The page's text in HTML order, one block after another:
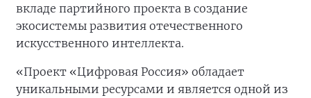
вкладе партийного проекта в создание
экосистемы развития отечественного
искусственного интеллекта.
«Проект «Цифровая Россия» обладает
уникальными ресурсами и является одной из